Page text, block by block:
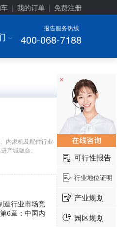
我的订单 免费注册
报告服务热线
400-068-7188
I
内燃机及配件行业
产城融合。
造行业市场竞
6章：中国内
×
可行性报告
行业地位证明
产业规划
园区规划